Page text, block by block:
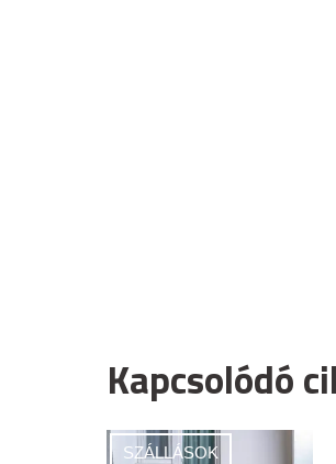
Kapcsolódó
SZÁLLÁSOK